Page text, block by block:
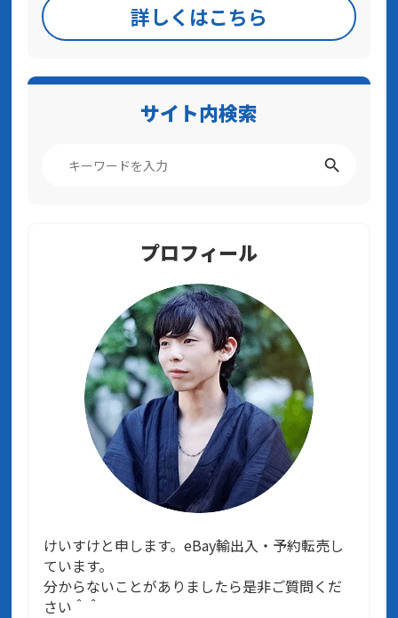
詳しくはこちら
サイト内検索
プロフィール
けいすけと申します。eBay輸出入・予約転売し
ています。
分からないことがありましたら是非ご質問くだ
さい＾＾